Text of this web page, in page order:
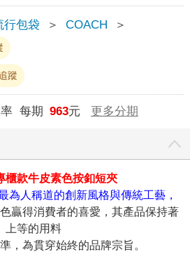
行包袋 ＞ COACH
＞
蹤
每期 963元 更多分期
櫃款牛皮素色按釦短夾
為人稱道的創新風格與傳統工藝，
贏得消費者的喜愛，其產品保持著
上等的用料
，為貫穿始終的品牌宗旨。